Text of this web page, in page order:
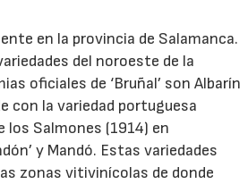
en la provincia de Salamanca.
del noroeste de la
oficiales de ‘Bruñal’ son Albarín
con la variedad portuguesa
los Salmones (1914) en
y Mandó. Estas variedades
zonas vitivinícolas de donde
29/07/2026